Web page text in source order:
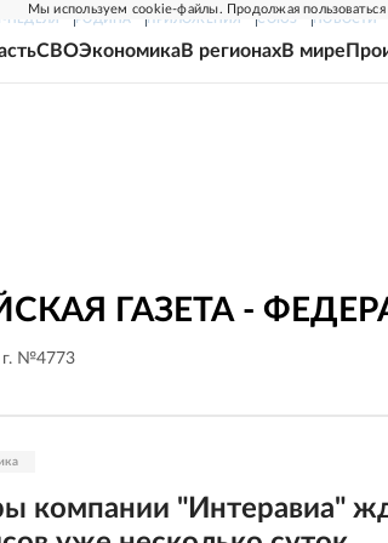
Мы используем cookie-файлы. Продолжая
НЕДЕЛЯ РОДИНА ПРИЛОЖЕНИЯ СОЮЗ НОВОСТИ
СВОЭкономикаВ регионахВ мире
ГАЗЕТА -
г. №4773
компании "Интеравиа"